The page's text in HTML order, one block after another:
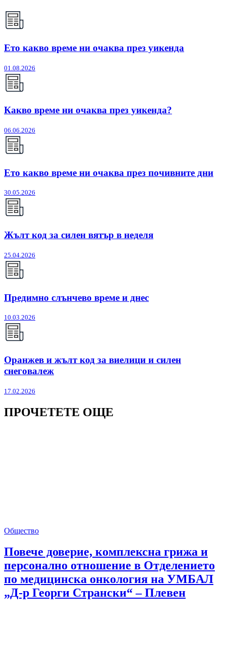
Ето какво време ни очаква през уикенда
01.08.2026
Какво време ни очаква през уикенда?
06.06.2026
Ето какво време ни очаква през почивните дни
30.05.2026
Жълт код за силен вятър в неделя
25.04.2026
Предимно слънчево време и днес
10.03.2026
Оранжев и жълт код за виелици и силен
снеговалеж
17.02.2026
ПРОЧЕТЕТЕ ОЩЕ
Общество
Повече доверие, комплексна грижа и
персонално отношение в Отделението
по медицинска онкология на УМБАЛ
„Д-р Георги Странски“ – Плевен